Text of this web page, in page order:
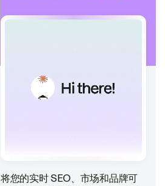
将您的实时 SEO、市场和品牌可